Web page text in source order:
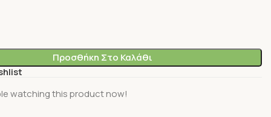
Προσθήκη Στο Καλάθι
watching this product now!